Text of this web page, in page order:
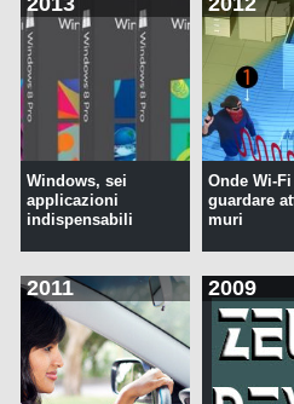
Windows, sei
applicazioni
indispensabili
Onde Wi-
guardare
muri
2011 2009